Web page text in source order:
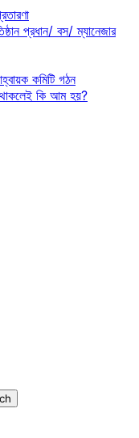
প্রধান/ বস/ ম্যানেজার
কমিটি গঠন
কি আম হয়?